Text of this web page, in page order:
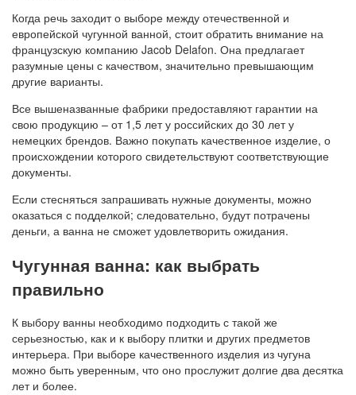
Когда речь заходит о выборе между отечественной и
европейской чугунной ванной, стоит обратить внимание на
французскую компанию Jacob Delafon. Она предлагает
разумные цены с качеством, значительно превышающим
другие варианты.
Все вышеназванные фабрики предоставляют гарантии на
свою продукцию – от 1,5 лет у российских до 30 лет у
немецких брендов. Важно покупать качественное изделие, о
происхождении которого свидетельствуют соответствующие
документы.
Если стесняться запрашивать нужные документы, можно
оказаться с подделкой; следовательно, будут потрачены
деньги, а ванна не сможет удовлетворить ожидания.
Чугунная ванна: как выбрать
правильно
К выбору ванны необходимо подходить с такой же
серьезностью, как и к выбору плитки и других предметов
интерьера. При выборе качественного изделия из чугуна
можно быть уверенным, что оно прослужит долгие два десятка
лет и более.